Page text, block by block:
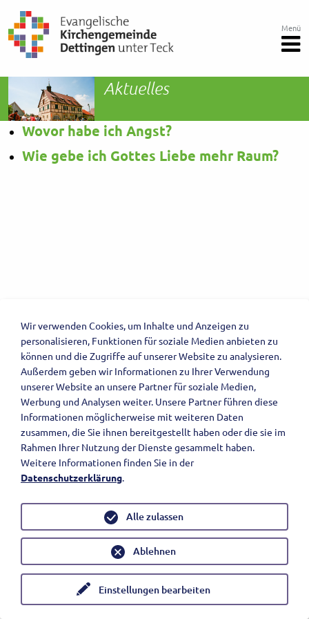
Menü
Aktuelles
Wovor habe ich Angst?
Wie gebe ich Gottes Liebe mehr Raum?
nach oben
Schulstraße 3
73265 Dettingen unter Teck
T: 07021-55222
F: 07021-959208
pfarramt[at]evkidettingen-teck.de
Bankverbindung:
IBAN: DE13 6115 0020 0048 3123 03
Sitemap
Kontakt
Datenschutz
Wir verwenden Cookies, um Inhalte und Anzeigen zu
personalisieren, Funktionen für soziale Medien anbieten zu
können und die Zugriffe auf unserer Website zu analysieren.
Außerdem geben wir Informationen zu Ihrer Verwendung
unserer Website an unsere Partner für soziale Medien,
Werbung und Analysen weiter. Unsere Partner führen diese
Informationen möglicherweise mit weiteren Daten
zusammen, die Sie ihnen bereitgestellt haben oder die sie im
Rahmen Ihrer Nutzung der Dienste gesammelt haben.
Weitere Informationen finden Sie in der
Datenschutzerklärung.
Einstellungen bearbeiten
Ablehnen
Alle zulassen